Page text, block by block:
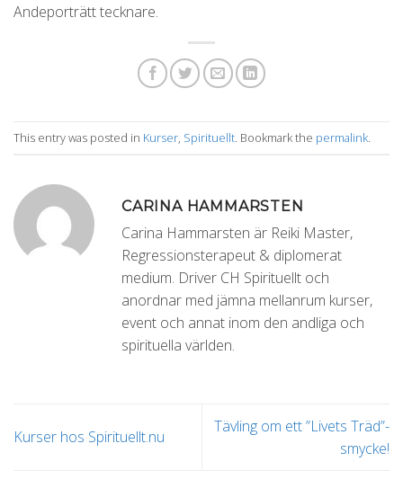
Andeporträtt tecknare.
This entry was posted in Kurser, Spirituellt. Bookmark the permalink.
CARINA HAMMARSTEN
Carina Hammarsten är Reiki Master,
Regressionsterapeut & diplomerat
medium. Driver CH Spirituellt och
anordnar med jämna mellanrum kurser,
event och annat inom den andliga och
spirituella världen.
Kurser hos Spirituellt.nu
Tävling om ett ”Livets Träd”-
smycke!